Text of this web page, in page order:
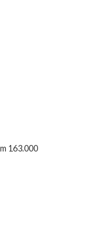
163.000